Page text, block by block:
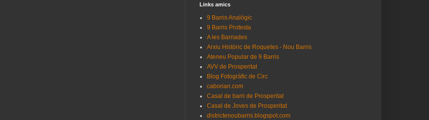
Links amics
9 Barris Analògic
9 Barris Protesta
A les Barriades
Arxiu Històric de Roquetes - Nou Barris
Ateneu Popular de 9 Barris
AVV de Prosperitat
Blog Fotogràfic de Circ
caborian.com
Casal de barri de Prosperitat
Casal de Joves de Prosperitat
districtenoubarris.blogspot.com